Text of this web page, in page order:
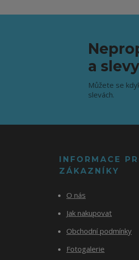
a
Můžete se
slevách.
INFORMACE
ZÁKAZNÍKY
O nás
Jak nakupovat
Obchodní podmínky
Fotogalerie